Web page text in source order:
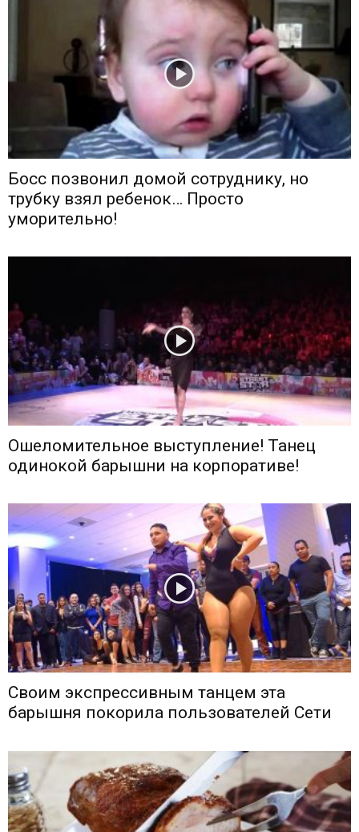
Босс позвонил домой сотруднику, но
трубку взял ребенок… Просто
уморительно!
Ошеломительное выступление! Танец
одинокой барышни на корпоративе!
Своим экспрессивным танцем эта
барышня покорила пользователей Сети